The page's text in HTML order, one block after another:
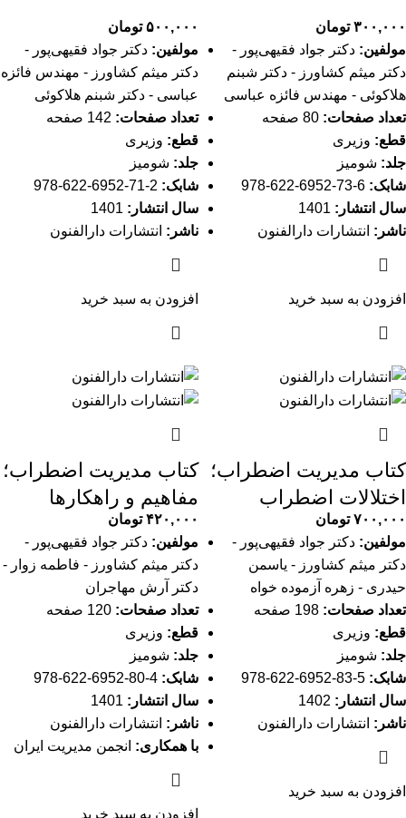
۳۰۰,۰۰۰ تومان
مولفین: دکتر جواد فقیهی‌پور -
دکتر میثم کشاورز - دکتر شبنم
هلاکوئی - مهندس فائزه عباسی
تعداد صفحات:
قطع: وزیری
جلد: شومیز
شابک:
سال انتشار:
ناشر: انتشارات دارالفنون
افزودن به سبد خرید
۵۰۰,۰۰۰ تومان
مولفین: دکتر جواد فقیهی‌پور -
دکتر میثم کشاورز - مهندس فائزه
عباسی - دکتر شبنم هلاکوئی
تعداد صفحات:
قطع: وزیری
جلد: شومیز
شابک:
سال انتشار:
ناشر: انتشارات دارالفنون
افزودن به سبد خرید
کتاب مدیریت اضطراب؛
اختلالات اضطراب
۷۰۰,۰۰۰ تومان
مولفین: دکتر جواد فقیهی‌پور -
دکتر میثم کشاورز - یاسمن
حیدری - زهره آزموده خواه
تعداد صفحات:
قطع: وزیری
جلد: شومیز
شابک:
سال انتشار:
ناشر: انتشارات دارالفنون
افزودن به سبد خرید
کتاب مدیریت اضطراب؛
مفاهیم و راهکارها‌
۴۲۰,۰۰۰ تومان
مولفین: دکتر جواد فقیهی‌پور -
دکتر میثم کشاورز - فاطمه زوار -
دکتر آرش مهاجران
تعداد صفحات:
قطع: وزیری
جلد: شومیز
شابک:
سال انتشار:
ناشر: انتشارات دارالفنون
با همکاری: انجمن مدیریت ایران
افزودن به سبد خرید